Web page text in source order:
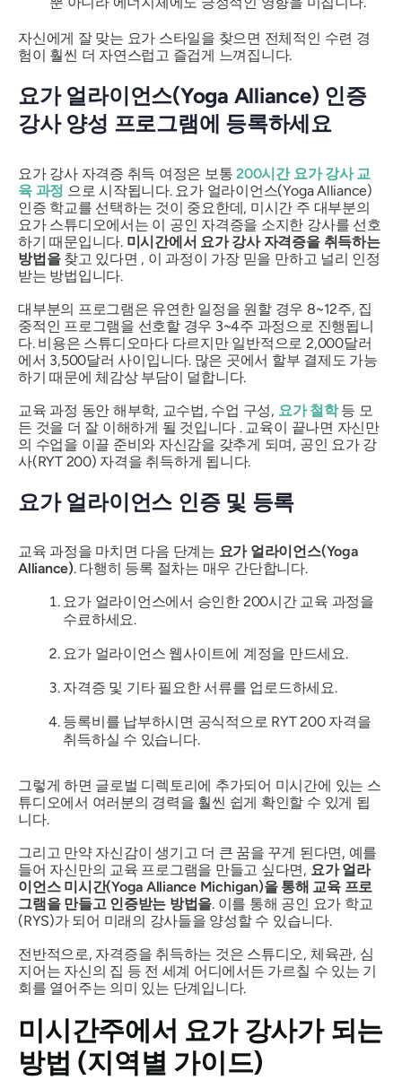
자신에게 잘 맞는 요가 스타일을 찾으면 전체적인 수련 경
험이 훨씬 더 자연스럽고 즐겁게 느껴집니다.
요가 얼라이언스(Yoga Alliance) 인증
강사 양성 프로그램에 등록하세요
요가 강사 자격증 취득 여정은 보통200시간 요가 강사 교
육 과정 으로 시작됩니다. 요가 얼라이언스(Yoga Alliance)
인증 학교를 선택하는 것이 중요한데, 미시간 주 대부분의
요가 스튜디오에서는 이 공인 자격증을 소지한 강사를 선호
하기 때문입니다. 미시간에서 요가 강사 자격증을 취득하는
방법을찾고 있다면 , 이 과정이 가장 믿을 만하고 널리 인정
받는 방법입니다.
대부분의 프로그램은 유연한 일정을 원할 경우 8~12주, 집
중적인 프로그램을 선호할 경우 3~4주 과정으로 진행됩니
다. 비용은 스튜디오마다 다르지만 일반적으로 2,000달러
에서 3,500달러 사이입니다. 많은 곳에서 할부 결제도 가능
하기 때문에 체감상 부담이 덜합니다.
교육 과정 동안 해부학, 교수법, 수업 구성, 요가 철학등 모
든 것을 더 잘 이해하게 될 것입니다 . 교육이 끝나면 자신만
의 수업을 이끌 준비와 자신감을 갖추게 되며, 공인 요가 강
사(RYT 200) 자격을 취득하게 됩니다.
요가 얼라이언스 인증 및 등록
교육 과정을 마치면 다음 단계는 요가 얼라이언스(Yoga
Alliance). 다행히 등록 절차는 매우 간단합니다.
요가 얼라이언스에서 승인한 200시간 교육 과정을
수료하세요.
요가 얼라이언스 웹사이트에 계정을 만드세요.
자격증 및 기타 필요한 서류를 업로드하세요.
등록비를 납부하시면 공식적으로 RYT 200 자격을
취득하실 수 있습니다.
그렇게 하면 글로벌 디렉토리에 추가되어 미시간에 있는 스
튜디오에서 여러분의 경력을 훨씬 쉽게 확인할 수 있게 됩
니다.
그리고 만약 자신감이 생기고 더 큰 꿈을 꾸게 된다면, 예를
들어 자신만의 교육 프로그램을 만들고 싶다면, 요가 얼라
이언스 미시간(Yoga Alliance Michigan)을 통해 교육 프로
그램을 만들고 인증받는 방법을. 이를 통해 공인 요가 학교
(RYS)가 되어 미래의 강사들을 양성할 수 있습니다.
전반적으로, 자격증을 취득하는 것은 스튜디오, 체육관, 심
지어는 자신의 집 등 전 세계 어디에서든 가르칠 수 있는 기
회를 열어주는 의미 있는 단계입니다.
미시간주에서 요가 강사가 되는
방법 (지역별 가이드)